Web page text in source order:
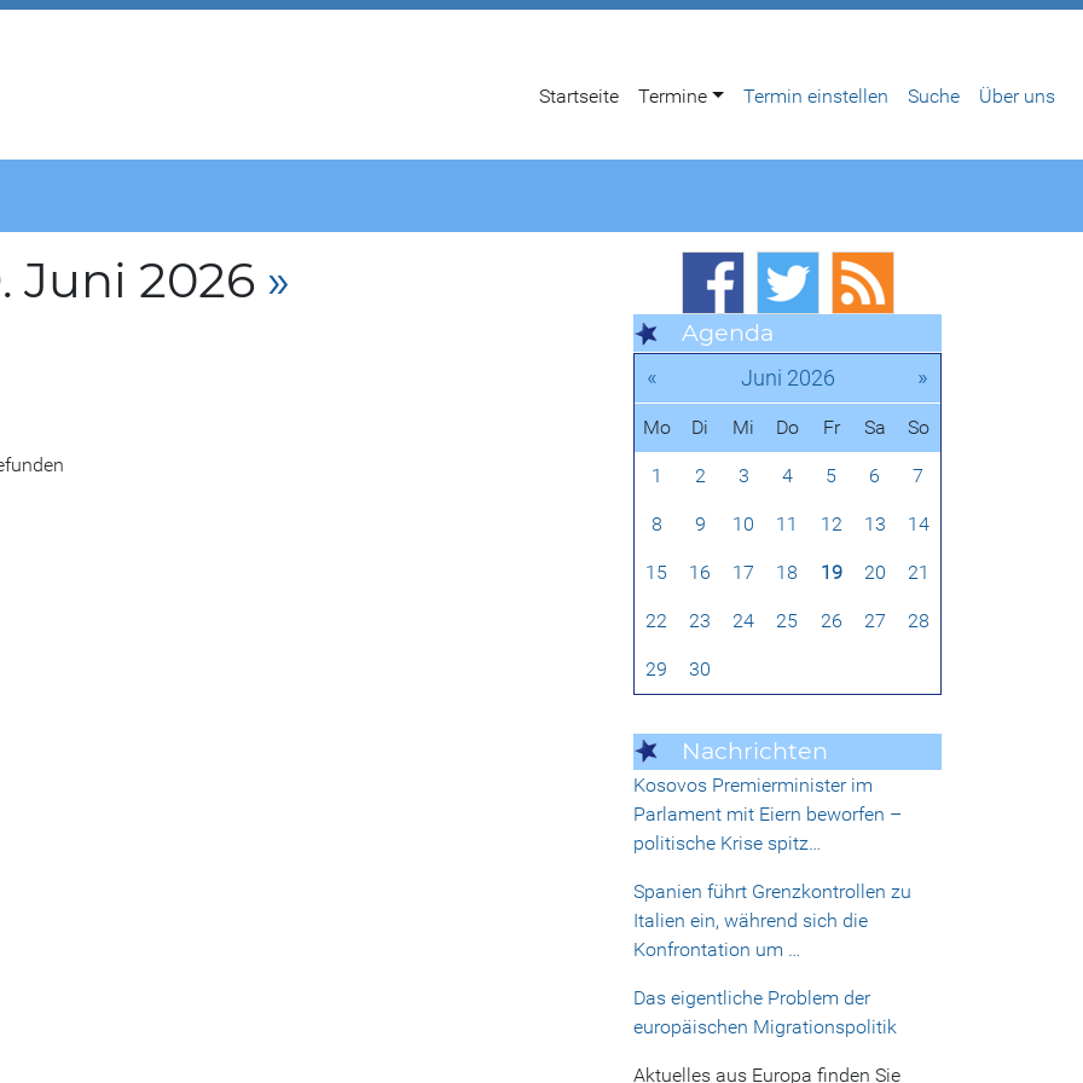
Startseite Termine Termin einstellen Suche Über uns
Juni 2026 »
Agenda
« Juni 2026 »
Mo Di Mi Do Fr Sa So
1 2 3 4 5 6 7
8 9 10 11 12 13 14
15 16 17 18 19 20 21
22 23 24 25 26 27 28
29 30
Nachrichten
Kosovos Premierminister im
Parlament mit Eiern beworfen –
politische Krise spitz…
Spanien führt Grenzkontrollen zu
Italien ein, während sich die
Konfrontation um …
Das eigentliche Problem der
europäischen Migrationspolitik
Aktuelles aus Europa finden Sie